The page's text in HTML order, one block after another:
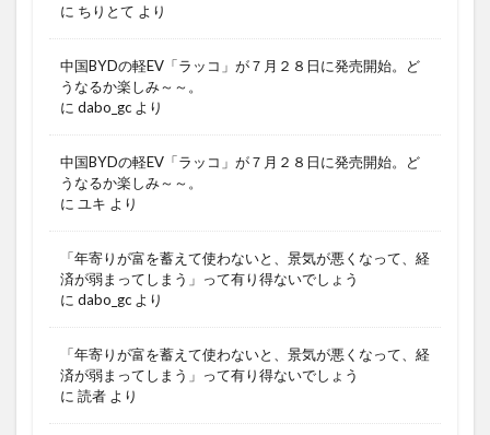
に ちりとて より
中国BYDの軽EV「ラッコ」が７月２８日に発売開始。ど
うなるか楽しみ～～。
に dabo_gc より
中国BYDの軽EV「ラッコ」が７月２８日に発売開始。ど
うなるか楽しみ～～。
に ユキ より
「年寄りが富を蓄えて使わないと、景気が悪くなって、経
済が弱まってしまう」って有り得ないでしょう
に dabo_gc より
「年寄りが富を蓄えて使わないと、景気が悪くなって、経
済が弱まってしまう」って有り得ないでしょう
に 読者 より